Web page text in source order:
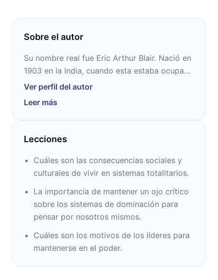
Sobre el autor
Su nombre real fue Eric Arthur Blair. Nació en
1903 en la India, cuando esta estaba ocupada
por el Reino Unido. Ganó popularidad como
antiimperialistas, antinazis y antistalinistas.
Fue un gran defensor del socialismo
democrático. Es considerado como el
hasta la actualidad, en un listado hecho por
The Times, detrás de Philip Larkin.
Ver perfil del autor
Leer más
Lecciones
Cuáles son las consecuencias sociales y
culturales de vivir en sistemas totalitarios.
La importancia de mantener un ojo crítico
sobre los sistemas de dominación para
pensar por nosotros mismos.
Cuáles son los motivos de los líderes para
mantenerse en el poder.